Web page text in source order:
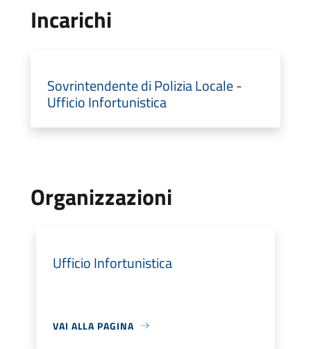
Incarichi
Sovrintendente di Polizia Locale -
Ufficio Infortunistica
Organizzazioni
Ufficio Infortunistica
VAI ALLA PAGINA